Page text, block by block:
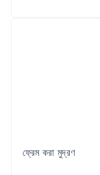
ফ্রেম করা মুদ্রণ